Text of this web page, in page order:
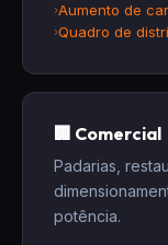
Aumento de
Quadro de
🏢 Comercial
Padarias,
potência.